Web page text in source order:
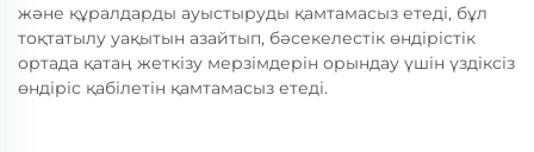
және құралдарды ауыстыруды қамтамасыз етеді, бұл
тоқтатылу уақытын азайтып, бәсекелестік өндірістік
ортада қатаң жеткізу мерзімдерін орындау үшін үздіксіз
өндіріс қабілетін қамтамасыз етеді.